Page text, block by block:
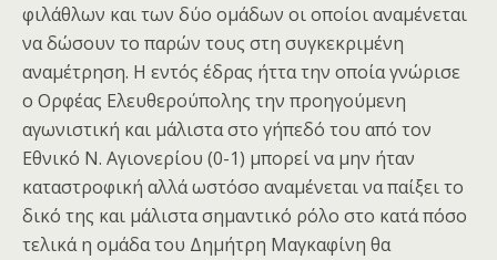
φιλάθλων και των δύο ομάδων οι οποίοι αναμένεται
να δώσουν το παρών τους στη συγκεκριμένη
αναμέτρηση. Η εντός έδρας ήττα την οποία γνώρισε
ο Ορφέας Ελευθερούπολης την προηγούμενη
αγωνιστική και μάλιστα στο γήπεδό του από τον
Εθνικό Ν. Αγιονερίου (0-1) μπορεί να μην ήταν
καταστροφική αλλά ωστόσο αναμένεται να παίξει το
δικό της και μάλιστα σημαντικό ρόλο στο κατά πόσο
τελικά η ομάδα του Δημήτρη Μαγκαφίνη θα